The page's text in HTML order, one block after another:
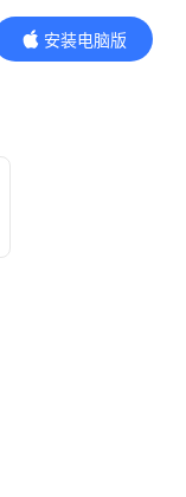
安装电脑版
内容更精彩